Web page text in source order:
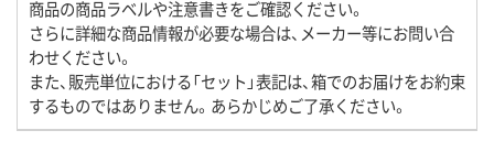
商品の商品ラベルや注意書きをご確認ください。
さらに詳細な商品情報が必要な場合は、メーカー等にお問い合
わせください。
また、販売単位における「セット」表記は、箱でのお届けをお約束
するものではありません。あらかじめご了承ください。